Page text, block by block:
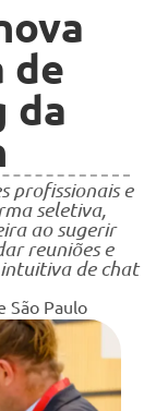
de
da
profissionais e
seletiva,
ao sugerir
reuniões e
de chat
São Paulo